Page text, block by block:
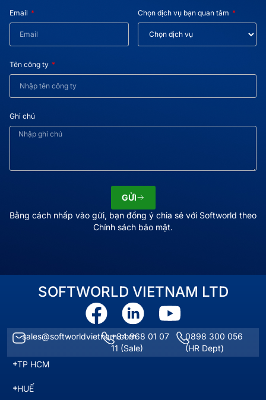
Email Chọn dịch vụ bạn quan tâm
Tên công ty
Ghi chú
GỬI
Bằng cách nhấp vào gửi, bạn đồng ý chia sẻ với Softworld theo
Chính sách bảo mật.
SOFTWORLD VIETNAM LTD
sales@softworldvietnam.com+84 968 01 07
11 (Sale)
0898 300 056
(HR Dept)
TP HCM
HUẾ